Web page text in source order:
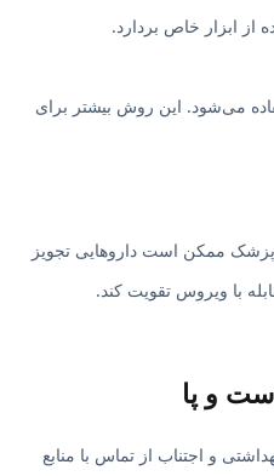
ابزار خاص بردارد.
می‌شود. این روش بیشتر برای
پزشک ممکن است داروهایی تجویز
با ویروس تقویت کند.
و پا
و اجتناب از تماس با منابع